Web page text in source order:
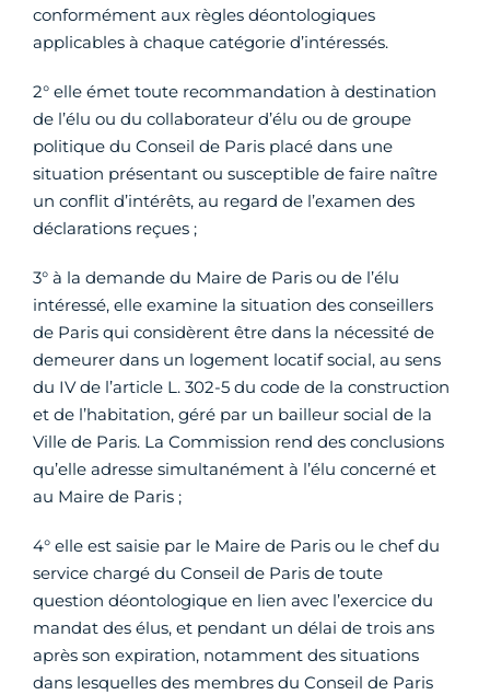
conformément aux règles déontologiques
applicables à chaque catégorie d’intéressés.
2° elle émet toute recommandation à destination
de l’élu ou du collaborateur d’élu ou de groupe
politique du Conseil de Paris placé dans une
situation présentant ou susceptible de faire naître
un conflit d’intérêts, au regard de l’examen des
déclarations reçues ;
3° à la demande du Maire de Paris ou de l’élu
intéressé, elle examine la situation des conseillers
de Paris qui considèrent être dans la nécessité de
demeurer dans un logement locatif social, au sens
du IV de l’article L. 302-5 du code de la construction
et de l’habitation, géré par un bailleur social de la
Ville de Paris. La Commission rend des conclusions
qu’elle adresse simultanément à l’élu concerné et
au Maire de Paris ;
4° elle est saisie par le Maire de Paris ou le chef du
service chargé du Conseil de Paris de toute
question déontologique en lien avec l’exercice du
mandat des élus, et pendant un délai de trois ans
après son expiration, notamment des situations
dans lesquelles des membres du Conseil de Paris